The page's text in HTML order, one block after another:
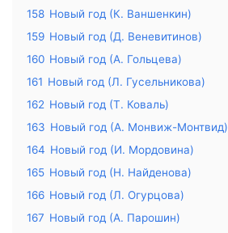
158 Новый год (К. Ваншенкин)
159 Новый год (Д. Веневитинов)
160 Новый год (А. Гольцева)
161 Новый год (Л. Гусельникова)
162 Новый год (Т. Коваль)
163 Новый год (А. Монвиж-Монтвид)
164 Новый год (И. Мордовина)
165 Новый год (Н. Найденова)
166 Новый год (Л. Огурцова)
167 Новый год (А. Парошин)